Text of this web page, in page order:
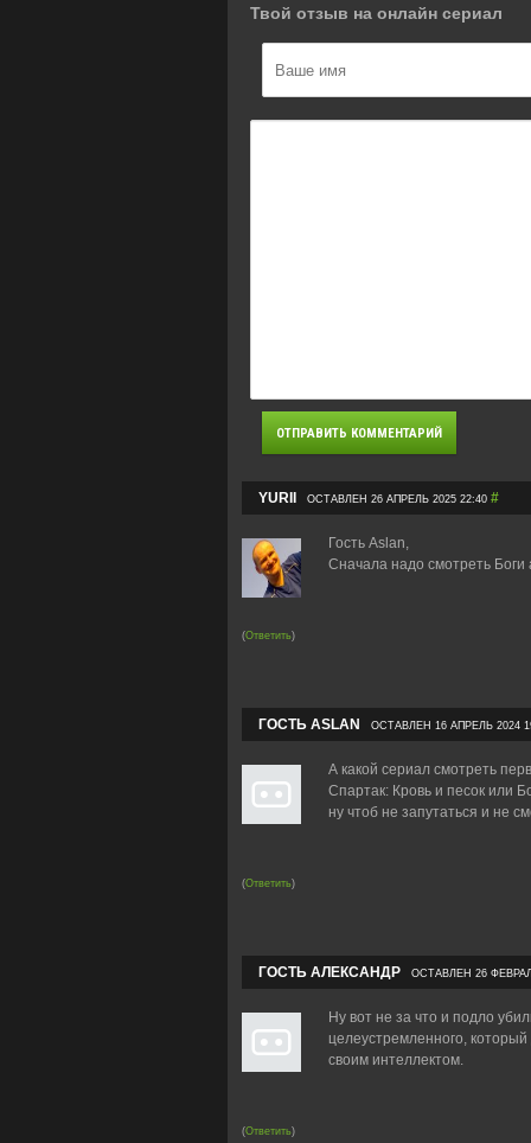
Твой отзыв на онлайн сериал
YURII ОСТАВЛЕН 26 АПРЕЛЬ 2025 22:40 #
Гость Aslan,
Сначала надо смотреть Боги
(Ответить)
ГОСТЬ ASLAN ОСТАВЛЕН 16 АПРЕЛЬ 2024
А какой сериал смотреть
Спартак: Кровь и песок или
ну чтоб не запутаться и не
(Ответить)
ГОСТЬ АЛЕКСАНДР ОСТАВЛЕН 26
Ну вот не за что и подло
целеустремленного,
своим интеллектом.
(Ответить)